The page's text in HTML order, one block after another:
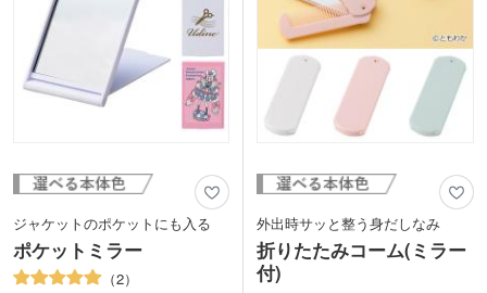
ジャケットのポケットにも入る
ポケットミラー
2
外出時サッと整う身だしなみ
折りたたみコーム(ミラー
付)